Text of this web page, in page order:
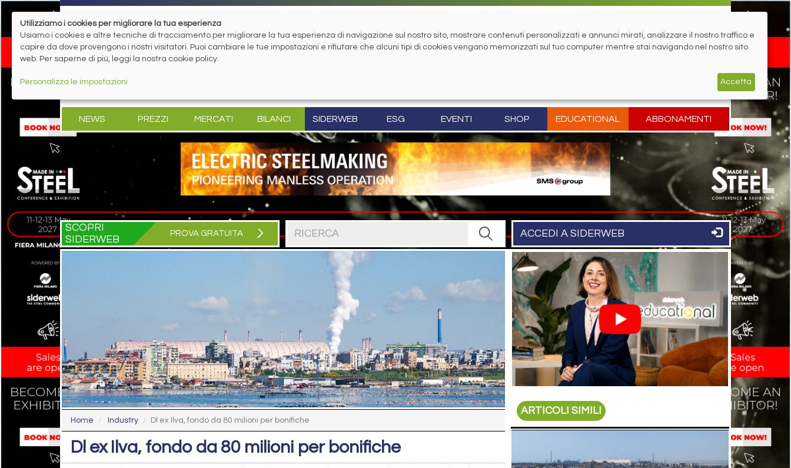
NEWS PREZZI MERCATI BILANCI SIDERWEB ESG EVENTI SHOP EDUCATIONAL ABBONAMENTI
SCOPRI
SIDERWEB
PROVA GRATUITA ACCEDI A SIDERWEB
Home Industry Dl ex Ilva, fondo da 80 milioni per bonifiche
Dl ex Ilva, fondo da 80 milioni per bonifiche
ARTICOLI SIMILI
Utilizziamo i cookies per migliorare la tua esperienza
Usiamo i cookies e altre tecniche di tracciamento per migliorare la tua esperienza di navigazione sul nostro sito, mostrare contenuti personalizzati e annunci mirati, analizzare il nostro traffico e
capire da dove provengono i nostri visitatori. Puoi cambiare le tue impostazioni e rifiutare che alcuni tipi di cookies vengano memorizzati sul tuo computer mentre stai navigando nel nostro sito
web. Per saperne di più, leggi la nostra cookie policy.
Personalizza le impostazioni Accetta